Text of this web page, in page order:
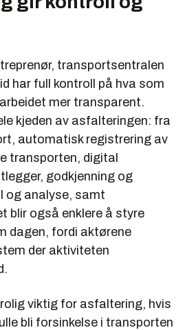
transportsentralen
har full kontroll på hva som
mer transparent.
kjeden av asfalteringen: fra
automatisk registrering av
transporten, digital
godkjenning og
og analyse, samt
blir også enklere å styre
dagen, fordi aktørene
der aktiviteten
viktig for asfaltering, hvis
bli forsinkelse i transporten